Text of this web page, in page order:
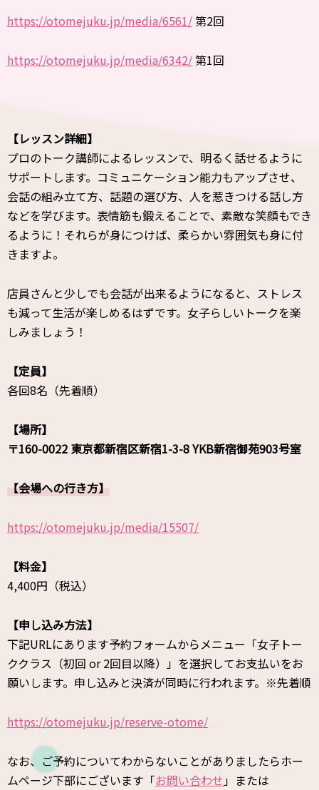
https://otomejuku.jp/media/6561/第2回
https://otomejuku.jp/media/6342/第1回
【レッスン詳細】
プロのトーク講師によるレッスンで、明るく話せるように
サポートします。コミュニケーション能力もアップさせ、
会話の組み立て方、話題の選び方、人を惹きつける話し方
などを学びます。表情筋も鍛えることで、素敵な笑顔もでき
るように！それらが身につけば、柔らかい雰囲気も身に付
きますよ。
店員さんと少しでも会話が出来るようになると、ストレス
も減って生活が楽しめるはずです。女子らしいトークを楽
しみましょう！
【定員】
各回8名（先着順）
【場所】
〒160-0022 東京都新宿区新宿1-3-8 YKB新宿御苑903号室
【会場への行き方】
https://otomejuku.jp/media/15507/
【料金】
4,400円（税込）
【申し込み方法】
下記URLにあります予約フォームからメニュー「女子トー
ククラス（初回 or 2回目以降）」を選択してお支払いをお
願いします。申し込みと決済が同時に行われます。※先着順
https://otomejuku.jp/reserve-otome/
なお、ご予約についてわからないことがありましたらホー
ムページ下部にございます「お問い合わせ」または